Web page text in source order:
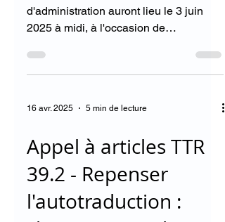
Les prochaines élections du conseil
d'administration auront lieu le 3 juin
2025 à midi, à l'occasion de
Appel à articles TTR
39.2 - Repenser